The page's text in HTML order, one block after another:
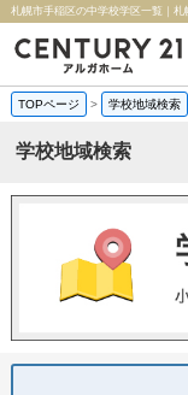
札幌市手稲区の中学校学区一覧｜
TOPページ > 学校地域検索
学校地域検索